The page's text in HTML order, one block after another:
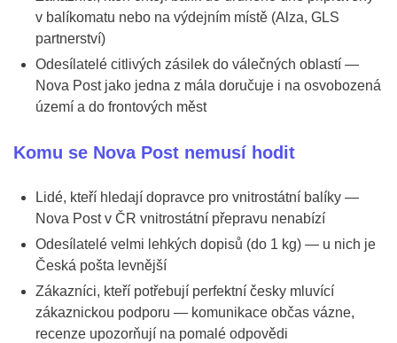
v balíkomatu nebo na výdejním místě (Alza, GLS
partnerství)
Odesílatelé citlivých zásilek do válečných oblastí —
Nova Post jako jedna z mála doručuje i na osvobozená
území a do frontových měst
Komu se Nova Post nemusí hodit
Lidé, kteří hledají dopravce pro vnitrostátní balíky —
Nova Post v ČR vnitrostátní přepravu nenabízí
Odesílatelé velmi lehkých dopisů (do 1 kg) — u nich je
Česká pošta levnější
Zákazníci, kteří potřebují perfektní česky mluvící
zákaznickou podporu — komunikace občas vázne,
recenze upozorňují na pomalé odpovědi